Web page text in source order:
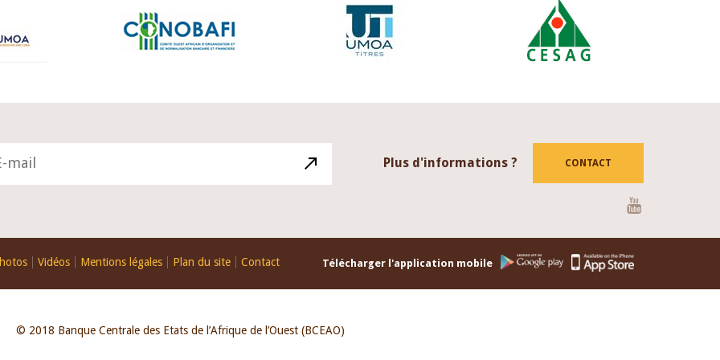
Plus d'informations ? CONTACT
Vidéos Mentions légales Plan du site Contact Télécharger l'application mobile
© 2018 Banque Centrale des Etats de l’Afrique de l’Ouest (BCEAO)